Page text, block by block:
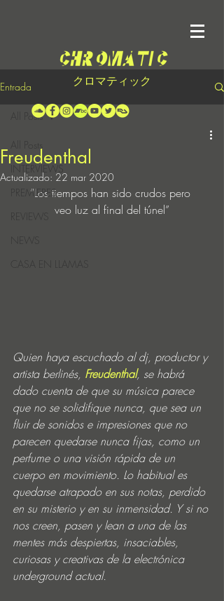
クロマティック
Entrada
INTERVIEWS
PREMIERES
REVIEWS
CASA EN LLAMAS
All Posts
Freudenthal
Actualizado: 22 mar 2020
“Los tiempos han sido crudos pero
veo luz al final del túnel”
Quien haya escuchado al dj, productor y
artista berlinés, Freudenthal, se habrá
dado cuenta de que su música parece
que no se solidifique nunca, que sea un
fluir de sonidos e impresiones que no
parecen quedarse nunca fijas, como un
perfume o una visión rápida de un
cuerpo en movimiento. Lo habitual es
quedarse atrapado en sus notas, perdido
en su misterio y en su inmensidad. Y si no
nos creen, pasen y lean a una de las
mentes más despiertas, insaciables,
curiosas y creativas de la electrónica
underground actual.